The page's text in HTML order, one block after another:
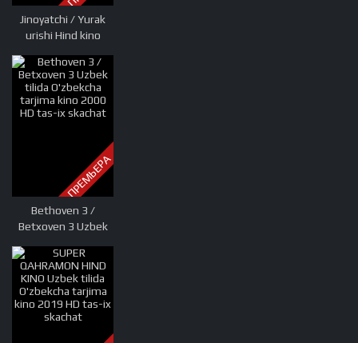
Jinoyatchi / Yurak
urishi Hind kino
O'zbekcha tarjima
kino 2000 HD tas-ix
skachat
ПРЕМЬЕРА
Bethoven 3 /
Betxoven 3 Uzbek
tarjima kino 2000
HD tas-ix skachat